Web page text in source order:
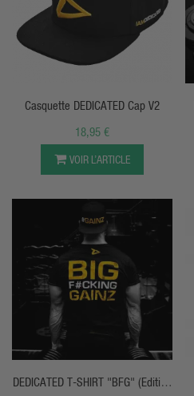
APERÇU RAPIDE
Casquette DEDICATED Cap V2
18,95 €
VOIR L’ARTICLE
APERÇU RAPIDE
DEDICATED T-SHIRT "BFG" (Edition